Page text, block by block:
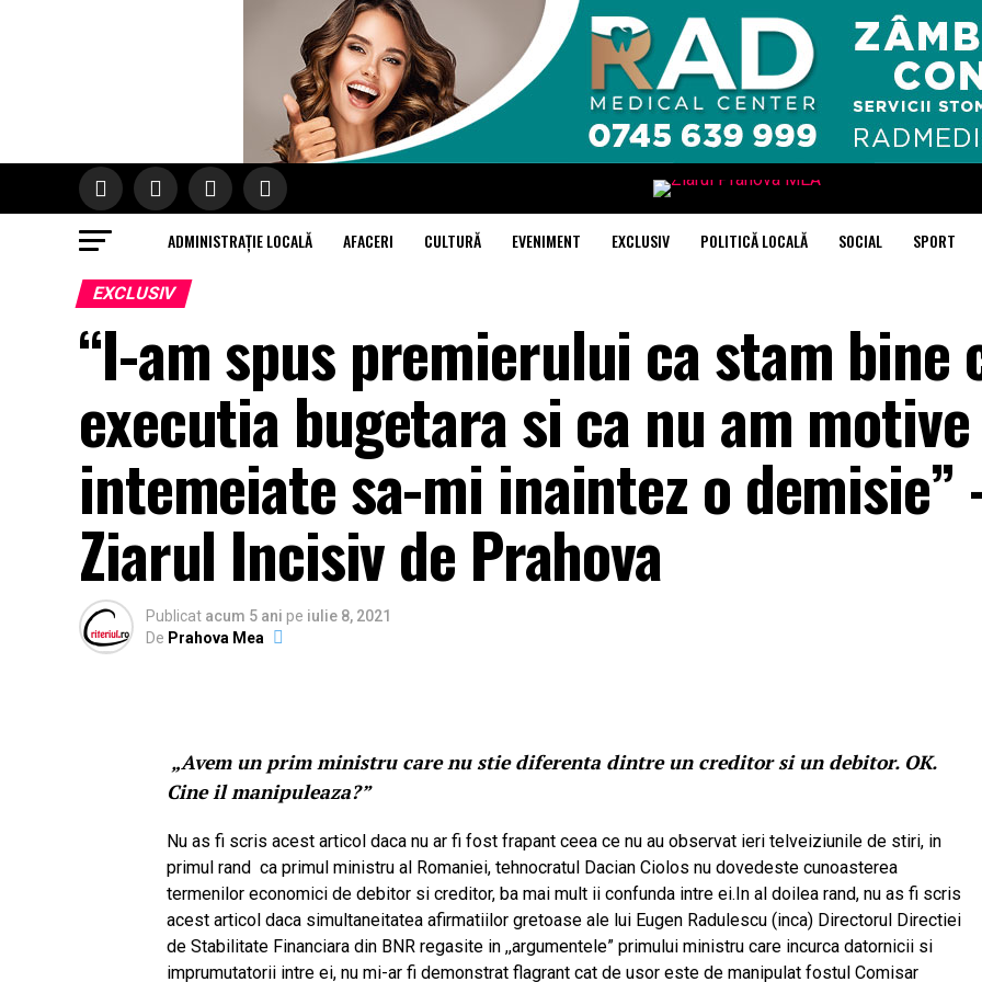
ADMINISTRAȚIE LOCALĂ AFACERI CULTURĂ EVENIMENT EXCLUSIV POLITICĂ LOCALĂ SOCIAL SPORT
EXCLUSIV
“I-am spus premierului ca stam bine
executia bugetara si ca nu am motive
intemeiate sa-mi inaintez o demisie”
Ziarul Incisiv de Prahova
Publicat acum 5 ani pe iulie 8, 2021
De Prahova Mea
„Avem un prim ministru care nu stie diferenta dintre un creditor si un debitor. OK.
Cine il manipuleaza?”
Nu as fi scris acest articol daca nu ar fi fost frapant ceea ce nu au observat ieri telveiziunile de stiri, in
primul rand ca primul ministru al Romaniei, tehnocratul Dacian Ciolos nu dovedeste cunoasterea
termenilor economici de debitor si creditor, ba mai mult ii confunda intre ei.In al doilea rand, nu as fi scris
acest articol daca simultaneitatea afirmatiilor gretoase ale lui Eugen Radulescu (inca) Directorul Directiei
de Stabilitate Financiara din BNR regasite in ,,argumentele” primului ministru care incurca datornicii si
imprumutatorii intre ei, nu mi-ar fi demonstrat flagrant cat de usor este de manipulat fostul Comisar